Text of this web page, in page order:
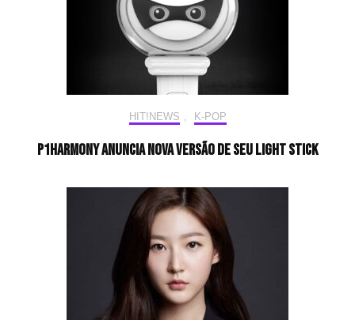
HIT!NEWS , K-POP
P1Harmony anuncia nova versão de seu light stick